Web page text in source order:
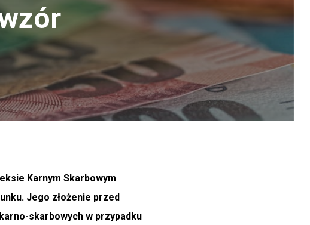
Karnym Skarbowym
Jego złożenie przed
skarbowych w przypadku